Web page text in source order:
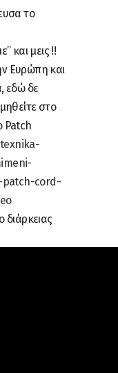
το
και μεις !!
Ευρώπη και
εδώ δε
στο
Patch
patch-cord-
διάρκειας